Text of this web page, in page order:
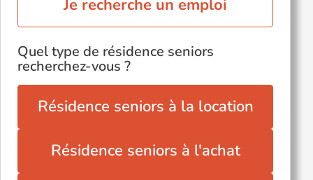
Je recherche un emploi
Quel type de résidence seniors
recherchez-vous ?
Résidence seniors à la location
Résidence seniors à l'achat